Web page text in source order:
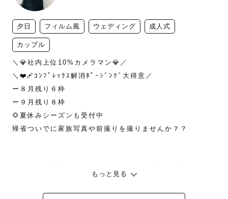
夕日 フィルム風 ウェディング 成人式
カップル
＼💎社内上位10%カメラマン💎／
＼❤️‍🩹ｺﾝﾌﾟﾚｯｸｽ解消ﾎﾟｰｼﾞﾝｸﾞ大得意／
ー８月残り６枠
ー９月残り８枠
🌻夏休みシーズンも受付中
帰省ついでに家族写真や前撮りを撮りませんか？？
※交通費をご負担いただければ全国対応できます！
もっと見る